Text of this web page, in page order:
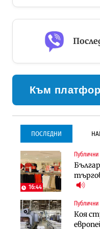
Към
ПОСЛЕДНИ
16:44
Коя
Компании